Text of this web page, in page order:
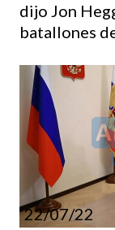
dijo Jon
batallones
22/07/22